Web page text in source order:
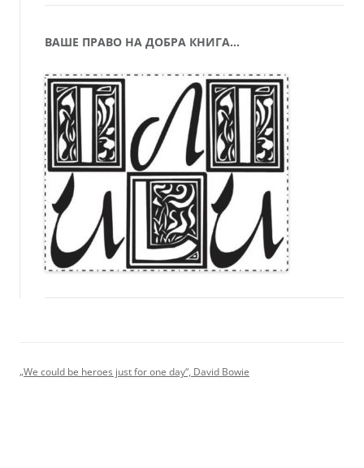
ВАШЕ ПРАВО НА ДОБРА КНИГА…
„We could be heroes just for one day“, David Bowie